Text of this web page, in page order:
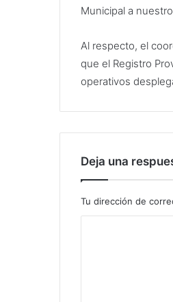
Municipal a
Al respecto, el
que el Registro
operativos
Deja una
Tu dirección de